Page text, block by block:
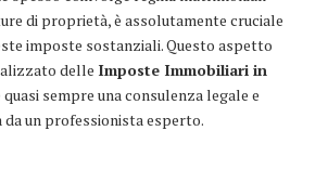
di proprietà, è assolutamente cruciale
imposte sostanziali. Questo aspetto
delle Imposte Immobiliari in
quasi sempre una consulenza legale e
da un professionista esperto.